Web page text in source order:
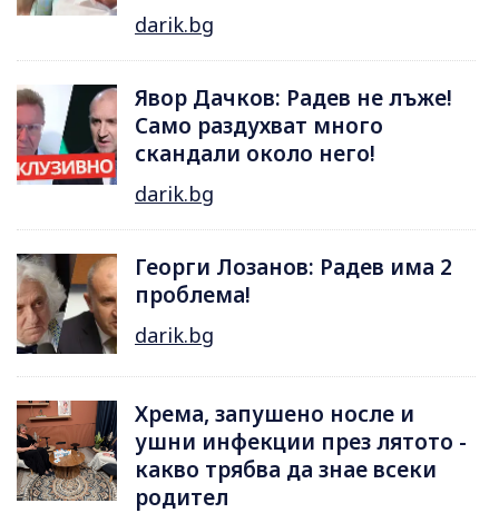
darik.bg
Явор Дачков: Радев не лъже!
Само раздухват много
скандали около него!
darik.bg
Георги Лозанов: Радев има 2
проблема!
darik.bg
Хрема, запушено носле и
ушни инфекции през лятотo -
какво трябва да знае всеки
родител